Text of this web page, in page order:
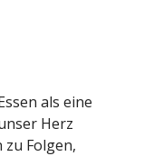
als eine
Herz
zu Folgen,